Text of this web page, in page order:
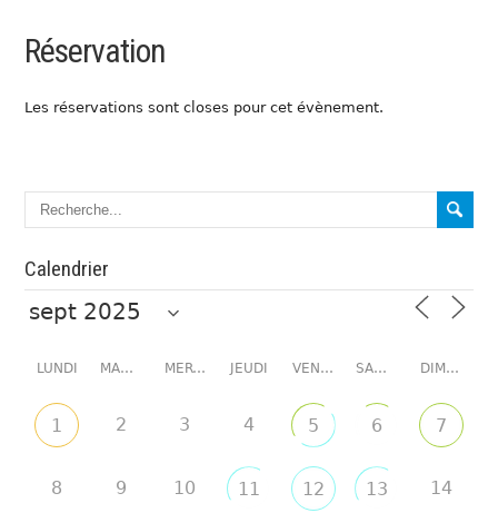
Réservation
Les réservations sont closes pour cet évènement.
Calendrier
LUNDI MARDI MERCREDI JEUDI VENDREDI SAMEDI DIMANCHE
1 2 3 4 5 6 7
8 9 10 11 12 13 14